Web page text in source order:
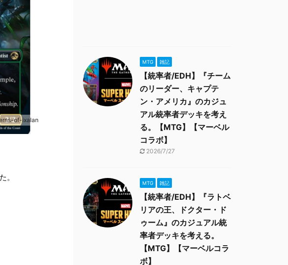
of-ixalan
。
MTG 雑記
【統率者/EDH】『チーム
のリーダー、キャプテ
ン・アメリカ』のカジュ
アル統率者デッキを考え
る。【MTG】【マーベル
コラボ】
2026/7/27
MTG 雑記
【統率者/EDH】『ラトベ
リアの王、ドクター・ド
ゥーム』のカジュアル統
率者デッキを考える。
【MTG】【マーベルコラ
ボ】